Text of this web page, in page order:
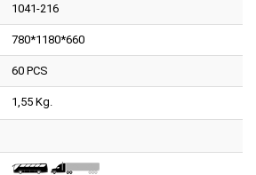
1041-216
780*1180*660
60 PCS
1,55 Kg.